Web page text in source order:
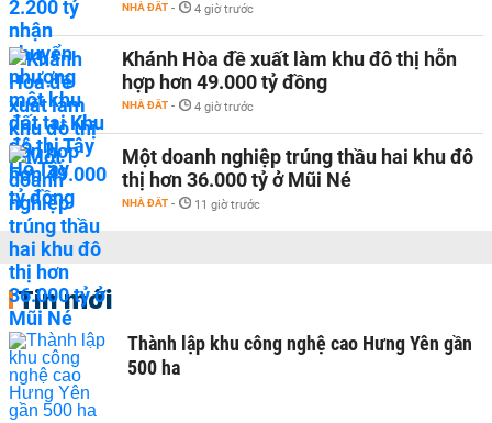
NHÀ ĐẤT - 4 giờ trước
Khánh Hòa đề xuất làm khu đô thị hỗn
hợp hơn 49.000 tỷ đồng
NHÀ ĐẤT - 4 giờ trước
Một doanh nghiệp trúng thầu hai khu đô
thị hơn 36.000 tỷ ở Mũi Né
NHÀ ĐẤT - 11 giờ trước
Tin mới
Thành lập khu công nghệ cao Hưng Yên gần
500 ha